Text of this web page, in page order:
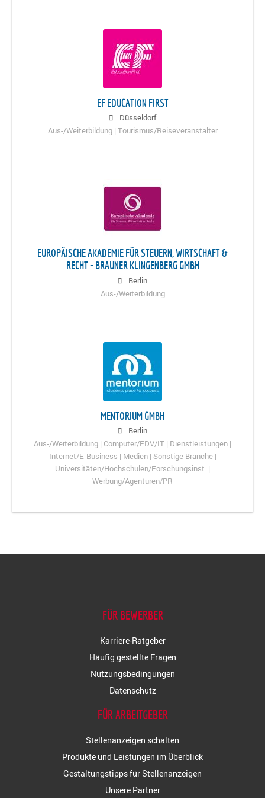
EF EDUCATION FIRST
Düsseldorf
Aus-/Weiterbildung | Tourismus/Reiseveranstalter
EUROPÄISCHE AKADEMIE FÜR STEUERN, WIRTSCHAFT &
RECHT - BRAUNER KLINGENBERG GMBH
Berlin
Aus-/Weiterbildung
MENTORIUM GMBH
Berlin
Aus-/Weiterbildung | Computer/EDV/IT | Dienstleistungen |
Internet/E-Business | Medien | Sonstige Branche |
Universitäten/Hochschulen/Forschungsinst. |
Werbung/Agenturen/PR
FÜR BEWERBER
Karriere-Ratgeber
Häufig gestellte Fragen
Nutzungsbedingungen
Datenschutz
FÜR ARBEITGEBER
Stellenanzeigen schalten
Produkte und Leistungen im Überblick
Gestaltungstipps für Stellenanzeigen
Unsere Partner